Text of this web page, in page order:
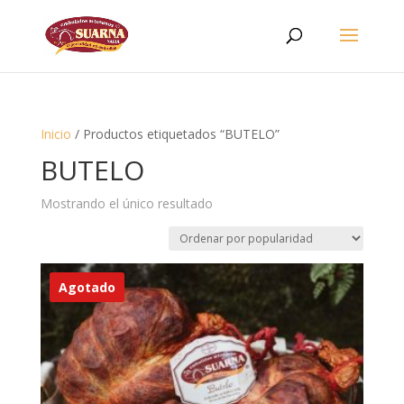
Inicio / Productos etiquetados “BUTELO”
BUTELO
Mostrando el único resultado
Agotado